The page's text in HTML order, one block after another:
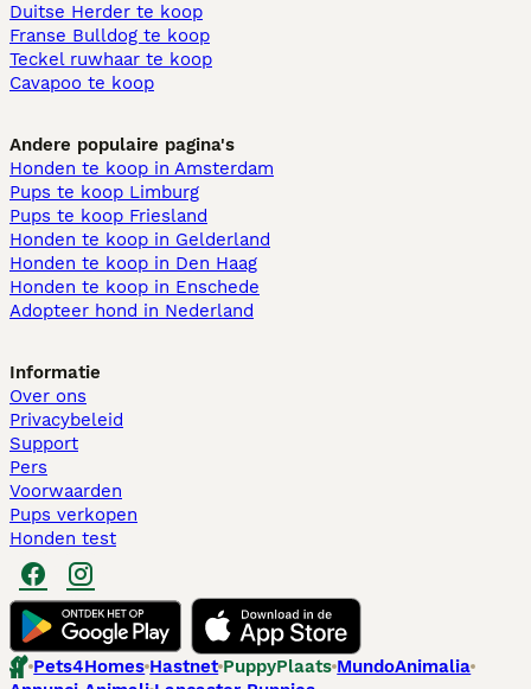
Duitse Herder te koop
Franse Bulldog te koop
Teckel ruwhaar te koop
Cavapoo te koop
Andere populaire pagina's
Honden te koop in Amsterdam
Pups te koop Limburg​
Pups te koop Friesland​
Honden te koop in Gelderland
Honden te koop in Den Haag
Honden te koop in Enschede
Adopteer hond in Nederland
Informatie
Over ons
Privacybeleid
Support
Pers
Voorwaarden
Pups verkopen
Honden test
Pets4Homes Hastnet PuppyPlaats MundoAnimalia